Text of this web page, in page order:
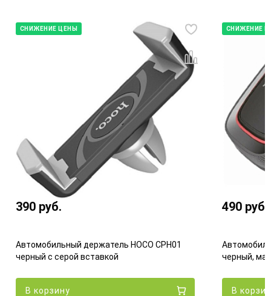
СНИЖЕНИЕ ЦЕНЫ
390 руб.
Автомобильный держатель HOCO CPH01
черный с серой вставкой
В корзину
СНИЖЕНИЕ
490 руб.
черный,
В